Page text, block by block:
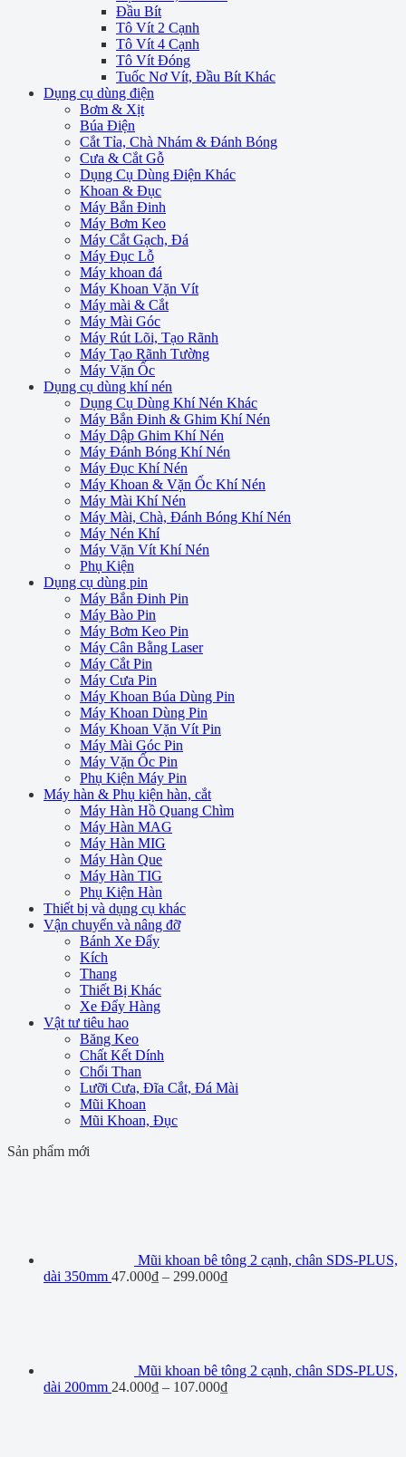
Đầu Bít
Tô Vít 2 Cạnh
Tô Vít 4 Cạnh
Tô Vít Đóng
Tuốc Nơ Vít, Đầu Bít Khác
Dụng cụ dùng điện
Bơm & Xịt
Búa Điện
Cắt Tỉa, Chà Nhám & Đánh Bóng
Cưa & Cắt Gỗ
Dụng Cụ Dùng Điện Khác
Khoan & Đục
Máy Bắn Đinh
Máy Bơm Keo
Máy Cắt Gạch, Đá
Máy Đục Lỗ
Máy khoan đá
Máy Khoan Vặn Vít
Máy mài & Cắt
Máy Mài Góc
Máy Rút Lõi, Tạo Rãnh
Máy Tạo Rãnh Tường
Máy Vặn Ốc
Dụng cụ dùng khí nén
Dụng Cụ Dùng Khí Nén Khác
Máy Bắn Đinh & Ghim Khí Nén
Máy Dập Ghim Khí Nén
Máy Đánh Bóng Khí Nén
Máy Đục Khí Nén
Máy Khoan & Vặn Ốc Khí Nén
Máy Mài Khí Nén
Máy Mài, Chà, Đánh Bóng Khí Nén
Máy Nén Khí
Máy Vặn Vít Khí Nén
Phụ Kiện
Dụng cụ dùng pin
Máy Bắn Đinh Pin
Máy Bào Pin
Máy Bơm Keo Pin
Máy Cân Bằng Laser
Máy Cắt Pin
Máy Cưa Pin
Máy Khoan Búa Dùng Pin
Máy Khoan Dùng Pin
Máy Khoan Vặn Vít Pin
Máy Mài Góc Pin
Máy Vặn Ốc Pin
Phụ Kiện Máy Pin
Máy hàn & Phụ kiện hàn, cắt
Máy Hàn Hồ Quang Chìm
Máy Hàn MAG
Máy Hàn MIG
Máy Hàn Que
Máy Hàn TIG
Phụ Kiện Hàn
Thiết bị và dụng cụ khác
Vận chuyển và nâng đỡ
Bánh Xe Đẩy
Kích
Thang
Thiết Bị Khác
Xe Đẩy Hàng
Vật tư tiêu hao
Băng Keo
Chất Kết Dính
Chổi Than
Lưỡi Cưa, Đĩa Cắt, Đá Mài
Mũi Khoan
Mũi Khoan, Đục
Sản phẩm mới
Mũi khoan bê tông 2 cạnh, chân SDS-PLUS,
dài 350mm 47.000₫ – 299.000₫
Mũi khoan bê tông 2 cạnh, chân SDS-PLUS,
dài 200mm 24.000₫ – 107.000₫